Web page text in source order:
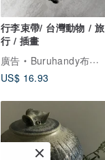
行李束帶/ 台灣動物 / 旅
行 / 插畫
廣告
Buruhandy布嚕得
US$ 16.93